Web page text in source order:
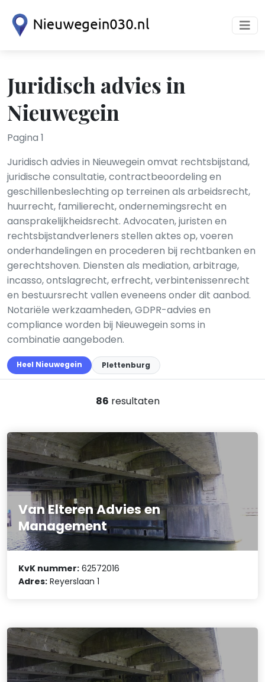
Juridisch advies in
Nieuwegein
Pagina 1
Juridisch advies in Nieuwegein omvat rechtsbijstand,
juridische consultatie, contractbeoordeling en
geschillenbeslechting op terreinen als arbeidsrecht,
huurrecht, familierecht, ondernemingsrecht en
aansprakelijkheidsrecht. Advocaten, juristen en
rechtsbijstandverleners stellen aktes op, voeren
onderhandelingen en procederen bij rechtbanken en
gerechtshoven. Diensten als mediation, arbitrage,
incasso, ontslagrecht, erfrecht, verbintenissenrecht
en bestuursrecht vallen eveneens onder dit aanbod.
Notariële werkzaamheden, GDPR-advies en
compliance worden bij Nieuwegein soms in
combinatie aangeboden.
Heel Nieuwegein Plettenburg
86 resultaten
Van Elteren Advies en
Management
KvK nummer: 62572016
Adres: Reyerslaan 1